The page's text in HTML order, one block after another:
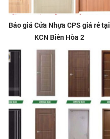
Báo giá Cửa Nhựa CPS giá rẻ tại
KCN Biên Hòa 2